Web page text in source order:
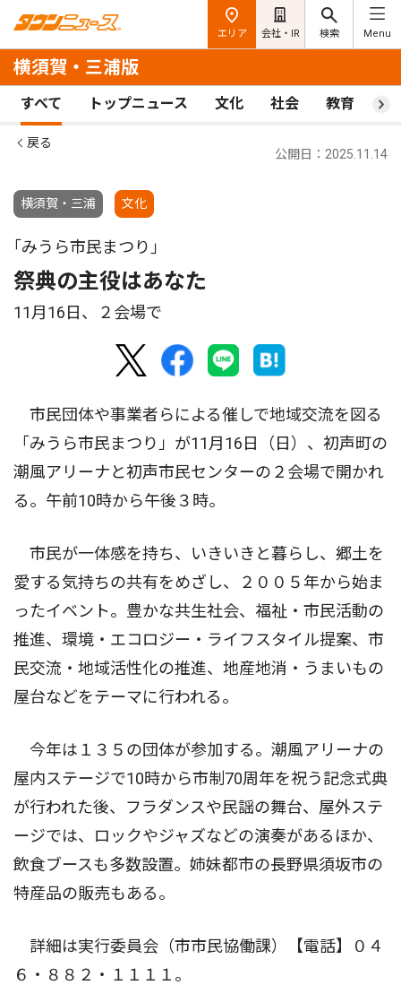
エリア 会社・IR 検索 Menu
横須賀・三浦版
すべて トップニュース 文化 社会 教育 ス
戻る
横須賀・三浦 文化
公開日：2025.11.14
｢みうら市民まつり｣
祭典の主役はあなた
11月16日、２会場で
市民団体や事業者らによる催しで地域交流を図る
「みうら市民まつり」が11月16日（日）、初声町の
潮風アリーナと初声市民センターの２会場で開かれ
る。午前10時から午後３時。
市民が一体感を持ち、いきいきと暮らし、郷土を
愛する気持ちの共有をめざし、２００５年から始ま
ったイベント。豊かな共生社会、福祉・市民活動の
推進、環境・エコロジー・ライフスタイル提案、市
民交流・地域活性化の推進、地産地消・うまいもの
屋台などをテーマに行われる。
今年は１３５の団体が参加する。潮風アリーナの
屋内ステージで10時から市制70周年を祝う記念式典
が行われた後、フラダンスや民謡の舞台、屋外ステ
ージでは、ロックやジャズなどの演奏があるほか、
飲食ブースも多数設置。姉妹都市の長野県須坂市の
特産品の販売もある。
詳細は実行委員会（市市民協働課）【電話】０４
６・８８２・１１１１。